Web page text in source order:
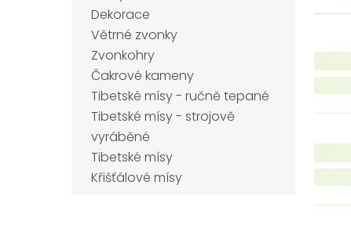
Dekorace
Větrné zvonky
Zvonkohry
Čakrové kameny
Tibetské mísy - ručně tepané
Tibetské mísy - strojově
vyráběné
Tibetské mísy
Křišťálové mísy